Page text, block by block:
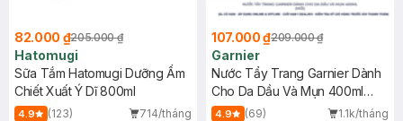
82.000 ₫205.000 ₫
Hatomugi
Sữa Tắm Hatomugi Dưỡng Ẩm
Chiết Xuất Ý Dĩ 800ml
4.9 (123)
714/tháng
107.000 ₫209.000 ₫
Garnier
Nước Tẩy Trang Garnier Dành
Cho Da Dầu Và Mụn 400ml
(Mới)
4.9 (69)
1.1k/tháng